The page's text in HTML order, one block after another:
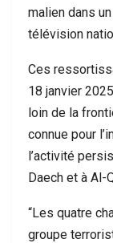
malien dans
télévision
Ces
18 janvier
loin de la
connue pour
l’activité
Daech et à Al-
“Les quatre
groupe